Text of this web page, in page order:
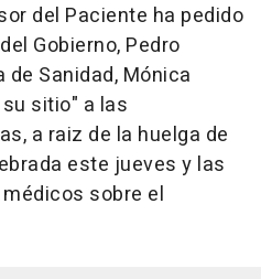
del Paciente ha pedido
Gobierno, Pedro
Sanidad, Mónica
sitio" a las
a raiz de la huelga de
este jueves y las
sobre el